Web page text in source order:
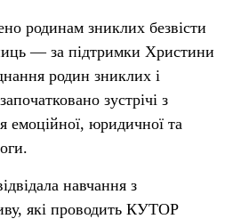
родинам зниклих безвісти
— за підтримки Христини
родин зниклих і
зустрічі з
емоційної, юридичної та
навчання з
які проводить КУТОР